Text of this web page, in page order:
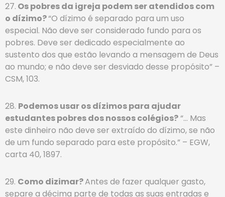
27. Os pobres da igreja podem ser atendidos com
o dízimo?“O dízimo é separado para um uso
especial. Não deve ser considerado fundo para os
pobres. Deve ser dedicado especialmente ao
sustento dos que estão levando a mensagem de Deus
ao mundo; e não deve ser desviado desse propósito” –
CSM, 103.
28. Podemos usar os dízimos para ajudar
estudantes pobres dos nossos colégios?“… Mas
este dinheiro não deve ser extraído do dízimo, se não
de um fundo separado para este propósito.” – EGW,
carta 40, 1897.
29. Como dizimar?Antes de fazer qualquer gasto,
separe a décima parte de todas as suas entradas e